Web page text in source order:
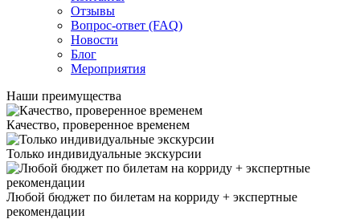
Отзывы
Вопрос-ответ (FAQ)
Новости
Блог
Мероприятия
Наши преимущества
Качество, проверенное временем
Только индивидуальные экскурсии
Любой бюджет по билетам на корриду + экспертные
рекомендации